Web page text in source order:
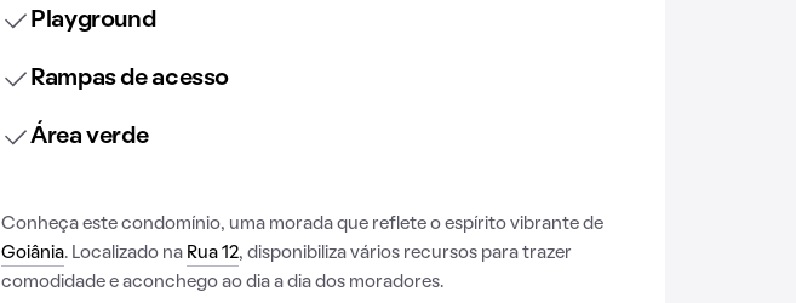
Playground
Rampas de acesso
Área verde
Conheça este condomínio, uma morada que reflete o espírito vibrante de
Goiânia. Localizado na Rua 12, disponibiliza vários recursos para trazer
comodidade e aconchego ao dia a dia dos moradores.